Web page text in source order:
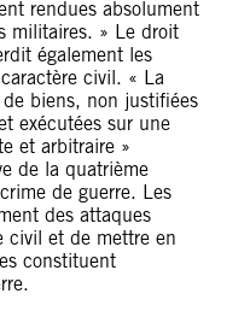
rendues absolument
militaires. » Le droit
également les
civil. « La
biens, non justifiées
exécutées sur une
et arbitraire »
de la quatrième
de guerre. Les
des attaques
civil et de mettre en
constituent